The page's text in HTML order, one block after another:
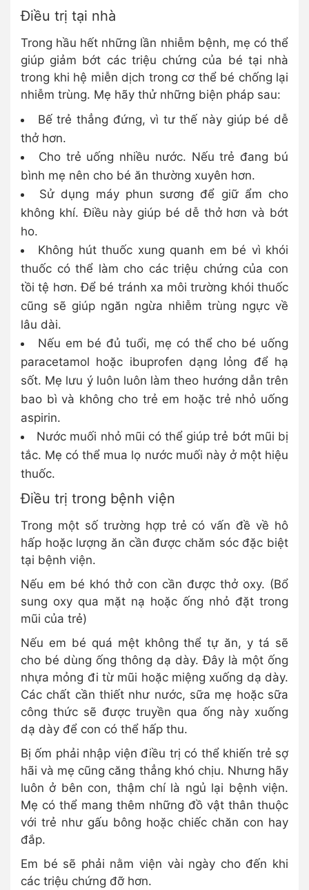
Điều trị tại nhà
Trong hầu hết những lần nhiễm bệnh, mẹ có thể
giúp giảm bớt các triệu chứng của bé tại nhà
trong khi hệ miễn dịch trong cơ thể bé chống lại
nhiễm trùng. Mẹ hãy thử những biện pháp sau:
Bế trẻ thẳng đứng, vì tư thế này giúp bé dễ
thở hơn.
Cho trẻ uống nhiều nước. Nếu trẻ đang bú
bình mẹ nên cho bé ăn thường xuyên hơn.
Sử dụng máy phun sương để giữ ẩm cho
không khí. Điều này giúp bé dễ thở hơn và bớt
ho.
Không hút thuốc xung quanh em bé vì khói
thuốc có thể làm cho các triệu chứng của con
tồi tệ hơn. Để bé tránh xa môi trường khói thuốc
cũng sẽ giúp ngăn ngừa nhiễm trùng ngực về
lâu dài.
Nếu em bé đủ tuổi, mẹ có thể cho bé uống
paracetamol hoặc ibuprofen dạng lỏng để hạ
sốt. Mẹ lưu ý luôn luôn làm theo hướng dẫn trên
bao bì và không cho trẻ em hoặc trẻ nhỏ uống
aspirin.
Nước muối nhỏ mũi có thể giúp trẻ bớt mũi bị
tắc. Mẹ có thể mua lọ nước muối này ở một hiệu
thuốc.
Điều trị trong bệnh viện
Trong một số trường hợp trẻ có vấn đề về hô
hấp hoặc lượng ăn cần được chăm sóc đặc biệt
tại bệnh viện.
Nếu em bé khó thở con cần được thở oxy. (Bổ
sung oxy qua mặt nạ hoặc ống nhỏ đặt trong
mũi của trẻ)
Nếu em bé quá mệt không thể tự ăn, y tá sẽ
cho bé dùng ống thông dạ dày. Đây là một ống
nhựa mỏng đi từ mũi hoặc miệng xuống dạ dày.
Các chất cần thiết như nước, sữa mẹ hoặc sữa
công thức sẽ được truyền qua ống này xuống
dạ dày để con có thể hấp thu.
Bị ốm phải nhập viện điều trị có thể khiến trẻ sợ
hãi và mẹ cũng căng thẳng khó chịu. Nhưng hãy
luôn ở bên con, thậm chí là ngủ lại bệnh viện.
Mẹ có thể mang thêm những đồ vật thân thuộc
với trẻ như gấu bông hoặc chiếc chăn con hay
đắp.
Em bé sẽ phải nằm viện vài ngày cho đến khi
các triệu chứng đỡ hơn.